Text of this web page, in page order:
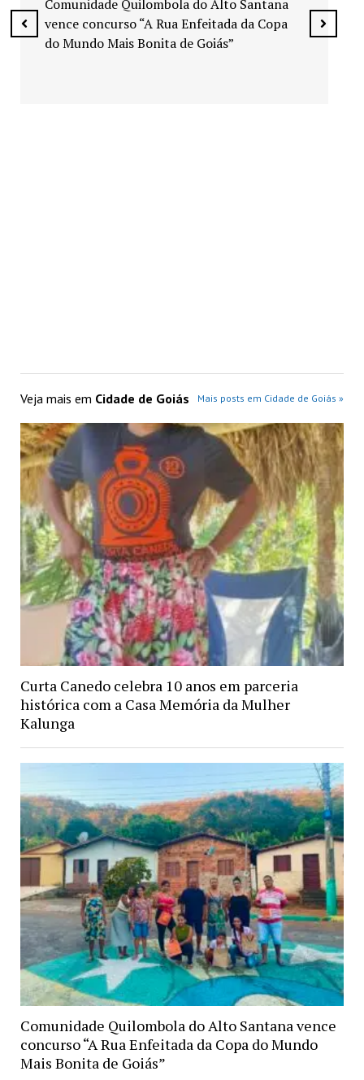
Veja mais em Cidade de Goiás Mais posts em Cidade de Goiás »
Curta Canedo celebra 10 anos em parceria
histórica com a Casa Memória da Mulher
Kalunga
Comunidade Quilombola do Alto Santana vence
concurso “A Rua Enfeitada da Copa do Mundo
Mais Bonita de Goiás”